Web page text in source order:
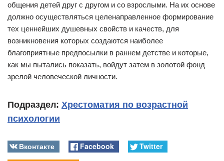
общения детей друг с другом и со взрослыми. На их основе
должно осуществляться целенаправленное формирование
тех ценнейших душевных свойств и качеств, для
возникновения которых создаются наиболее
благоприятные предпосылки в раннем детстве и которые,
как мы пытались показать, войдут затем в золотой фонд
зрелой человеческой личности.
Подраздел: Хрестоматия по возрастной
психологии
Вконтакте Facebook
Twitter